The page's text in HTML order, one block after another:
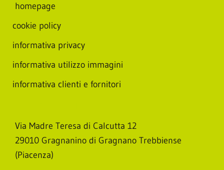
homepage
cookie policy
informativa privacy
informativa utilizzo immagini
informativa clienti e fornitori
Via Madre Teresa di Calcutta 12
29010 Gragnanino di Gragnano Trebbiense
(Piacenza)